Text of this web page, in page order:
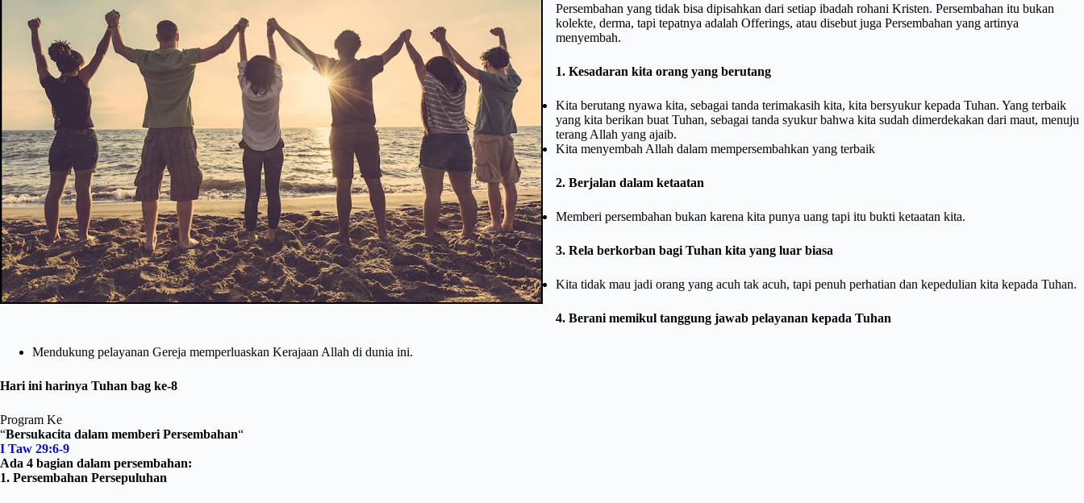
Persembahan yang tidak bisa dipisahkan dari setiap ibadah rohani Kristen. Persembahan itu bukan
kolekte, derma, tapi tepatnya adalah Offerings, atau disebut juga Persembahan yang artinya
menyembah.
1. Kesadaran kita orang yang berutang
Kita berutang nyawa kita, sebagai tanda terimakasih kita, kita bersyukur kepada Tuhan. Yang terbaik
yang kita berikan buat Tuhan, sebagai tanda syukur bahwa kita sudah dimerdekakan dari maut, menuju
terang Allah yang ajaib.
Kita menyembah Allah dalam mempersembahkan yang terbaik
2. Berjalan dalam ketaatan
Memberi persembahan bukan karena kita punya uang tapi itu bukti ketaatan kita.
3. Rela berkorban bagi Tuhan kita yang luar biasa
Kita tidak mau jadi orang yang acuh tak acuh, tapi penuh perhatian dan kepedulian kita kepada Tuhan.
4. Berani memikul tanggung jawab pelayanan kepada Tuhan
Mendukung pelayanan Gereja memperluaskan Kerajaan Allah di dunia ini.
Hari ini harinya Tuhan bag ke-8
Program Ke
“Bersukacita dalam memberi Persembahan“
I Taw 29:6-9
Ada 4 bagian dalam persembahan:
1. Persembahan Persepuluhan